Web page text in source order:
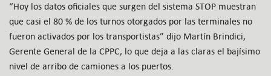
“Hoy los datos oficiales que surgen del sistema STOP muestran
que casi el 80 % de los turnos otorgados por las terminales no
fueron activados por los transportistas” dijo Martín Brindici,
Gerente General de la CPPC, lo que deja a las claras el bajísimo
nivel de arribo de camiones a los puertos.